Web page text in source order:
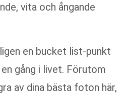
vita och ångande
en bucket list-punkt
gång i livet. Förutom
av dina bästa foton här,